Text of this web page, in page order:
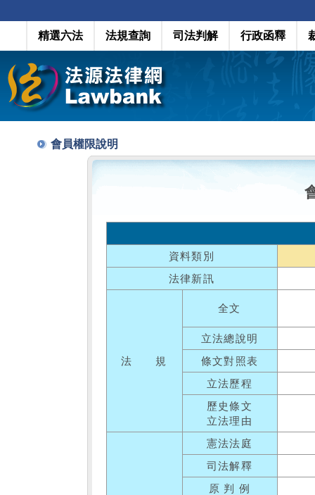
精選六法 法規查詢 司法判解 行政函釋
會員權限說明
資料類別
法律新訊
法 規
全文
立法總說明
條文對照表
立法歷程
歷史條文
立法理由
憲法法庭
司法解釋
原 判 例